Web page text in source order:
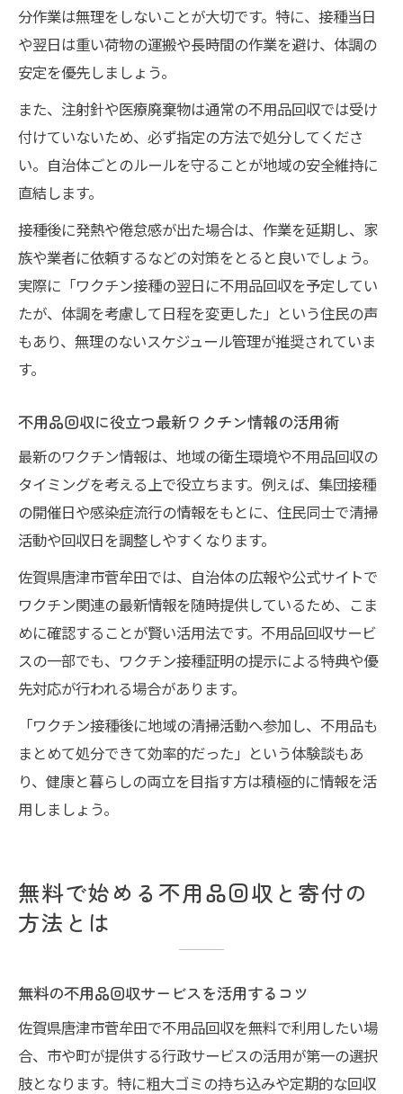
分作業は無理をしないことが大切です。特に、接種当日
や翌日は重い荷物の運搬や長時間の作業を避け、体調の
安定を優先しましょう。
また、注射針や医療廃棄物は通常の不用品回収では受け
付けていないため、必ず指定の方法で処分してくださ
い。自治体ごとのルールを守ることが地域の安全維持に
直結します。
接種後に発熱や倦怠感が出た場合は、作業を延期し、家
族や業者に依頼するなどの対策をとると良いでしょう。
実際に「ワクチン接種の翌日に不用品回収を予定してい
たが、体調を考慮して日程を変更した」という住民の声
もあり、無理のないスケジュール管理が推奨されていま
す。
不用品回収に役立つ最新ワクチン情報の活用術
最新のワクチン情報は、地域の衛生環境や不用品回収の
タイミングを考える上で役立ちます。例えば、集団接種
の開催日や感染症流行の情報をもとに、住民同士で清掃
活動や回収日を調整しやすくなります。
佐賀県唐津市菅牟田では、自治体の広報や公式サイトで
ワクチン関連の最新情報を随時提供しているため、こま
めに確認することが賢い活用法です。不用品回収サービ
スの一部でも、ワクチン接種証明の提示による特典や優
先対応が行われる場合があります。
「ワクチン接種後に地域の清掃活動へ参加し、不用品も
まとめて処分できて効率的だった」という体験談もあ
り、健康と暮らしの両立を目指す方は積極的に情報を活
用しましょう。
無料で始める不用品回収と寄付の
方法とは
無料の不用品回収サービスを活用するコツ
佐賀県唐津市菅牟田で不用品回収を無料で利用したい場
合、市や町が提供する行政サービスの活用が第一の選択
肢となります。特に粗大ゴミの持ち込みや定期的な回収